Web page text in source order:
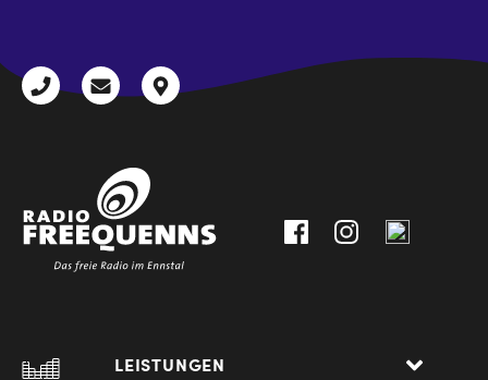
+43
radio@freequenns.at
Kulturhausstraße
LEISTUNGEN